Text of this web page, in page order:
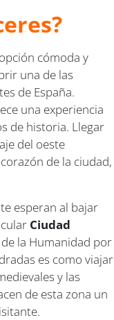
cómoda y
una de las
de España.
una experiencia
de historia. Llegar
del oeste
de la ciudad,
esperan al bajar
Ciudad
la Humanidad por
es como viajar
y las
de esta zona un